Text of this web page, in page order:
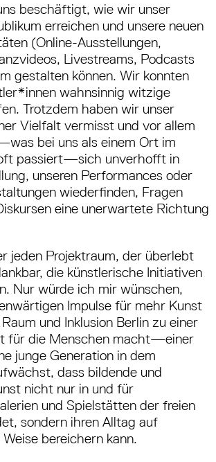
beschäftigt, wie wir unser
erreichen und unsere neuen
(Online-Ausstellungen,
Livestreams, Podcasts
gestalten können. Wir konnten
wahnsinnig witzige
Trotzdem haben wir unser
Vielfalt vermisst und vor allem
bei uns als einem Ort im
passiert—sich unverhofft in
unseren Performances oder
wiederfinden, Fragen
eine unerwartete Richtung
jeden Projektraum, der überlebt
die künstlerische Initiativen
Nur würde ich mir wünschen,
Impulse für mehr Kunst
und Inklusion Berlin zu einer
für die Menschen macht—einer
junge Generation in dem
dass bildende und
nicht nur in und für
und Spielstätten der freien
sondern ihren Alltag auf
bereichern kann.